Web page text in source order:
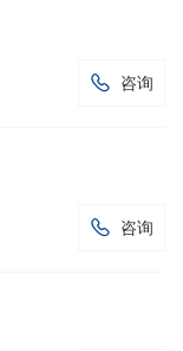
 咨询
 咨询